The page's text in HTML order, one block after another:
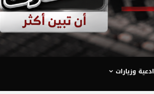
ادعية وزيارات